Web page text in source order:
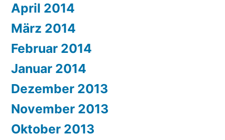
April 2014
März 2014
Februar 2014
Januar 2014
Dezember 2013
November 2013
Oktober 2013